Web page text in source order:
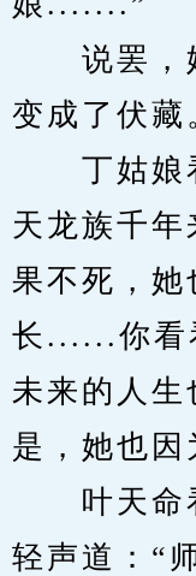
说罢，她
变成了伏藏
丁姑娘看
天龙族千年
果不死，她
长......你看
未来的人生
是，她也因
叶天命看
轻声道：“